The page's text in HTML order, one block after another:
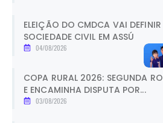
ELEIÇÃO DO CMDCA VAI DEFINIR
SOCIEDADE CIVIL EM ASSÚ
04/08/2026
COPA RURAL 2026: SEGUNDA
E ENCAMINHA DISPUTA POR...
03/08/2026